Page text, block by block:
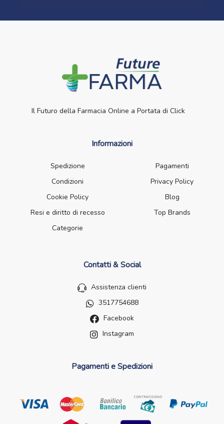
Il Futuro della Farmacia Online a Portata di Click
Informazioni
Spedizione
Pagamenti
Condizioni
Privacy Policy
Cookie Policy
Blog
Resi e diritto di recesso
Top Brands
Categorie
Contatti & Social
Assistenza clienti
3517754688
Facebook
Instagram
Pagamenti e Spedizioni